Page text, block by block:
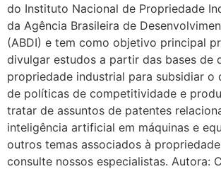
do Instituto Nacional de Propriedade
da Agência Brasileira de
(ABDI) e tem como objetivo principal
divulgar estudos a partir das bases de
propriedade industrial para subsidiar o
de políticas de competitividade e
tratar de assuntos de patentes
inteligência artificial em máquinas e
outros temas associados à
consulte nossos especialistas. Autora: